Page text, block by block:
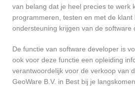
van belang dat je heel precies te werk
programmeren, testen en met de
ondersteuning krijgen van de software
De functie van software developer is
ook voor deze functie een opleiding
verantwoordelijk voor de verkoop van
GeoWare B.V. in Best bij je